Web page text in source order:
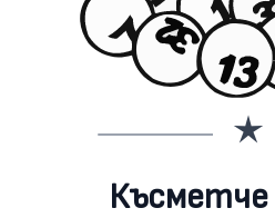
Късметче